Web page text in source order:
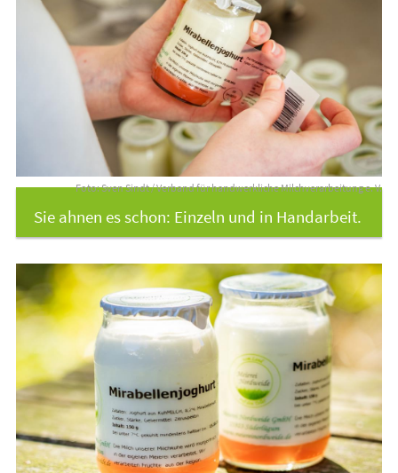
Foto: Sven Sindt / Verband für handwerkliche Milchverarbeitung e. V.
Sie ahnen es schon: Einzeln und in Handarbeit.